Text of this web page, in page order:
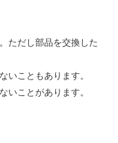
ただし部品を交換した
いこともあります。
いことがあります。